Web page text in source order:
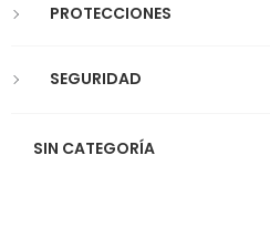
PROTECCIONES
SEGURIDAD
SIN CATEGORÍA